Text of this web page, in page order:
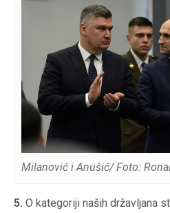
Milanović i Anušić/ Foto:
5. ⁠O kategoriji naših državljana